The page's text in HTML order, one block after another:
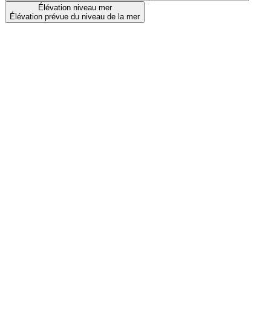
Élévation niveau mer
Élévation prévue du niveau de la mer